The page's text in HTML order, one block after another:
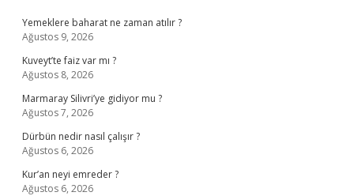
Yemeklere baharat ne zaman atılır ?
Ağustos 9, 2026
Kuveyt’te faiz var mı ?
Ağustos 8, 2026
Marmaray Silivri’ye gidiyor mu ?
Ağustos 7, 2026
Dürbün nedir nasıl çalışır ?
Ağustos 6, 2026
Kur’an neyi emreder ?
Ağustos 6, 2026